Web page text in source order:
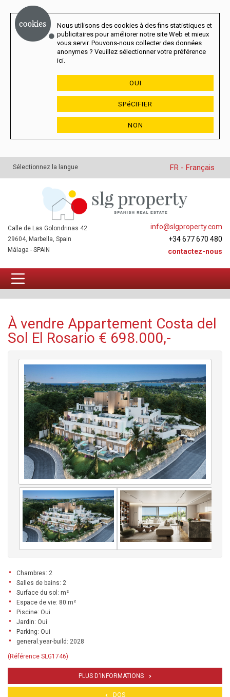
Nous utilisons des cookies à des fins statistiques et
publicitaires pour améliorer notre site Web et mieux
vous servir. Pouvons-nous collecter des données
anonymes ? Veuillez sélectionner votre préférence
ici.
OUI
SPéCIFIER
NON
Sélectionnez la langue FR - Français
info@slgproperty.com
+34 677 670 480
contactez-nous
Calle de Las Golondrinas 42
29604, Marbella, Spain
Málaga - SPAIN
À vendre Appartement Costa del
Sol El Rosario € 698.000,-
Chambres: 2
Salles de bains: 2
Surface du sol: m²
Espace de vie: 80 m²
Piscine: Oui
Jardin: Oui
Parking: Oui
general.year-build: 2028
(Référence SLG1746)
PLUS D'INFORMATIONS
DOS